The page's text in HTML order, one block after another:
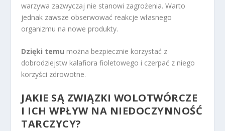
warzywa zazwyczaj nie stanowi zagrożenia. Warto
jednak zawsze obserwować reakcje własnego
organizmu na nowe produkty.
Dzięki temu można bezpiecznie korzystać z
dobrodziejstw kalafiora fioletowego i czerpać z niego
korzyści zdrowotne.
JAKIE SĄ ZWIĄZKI WOLOTWÓRCZE
I ICH WPŁYW NA NIEDOCZYNNOŚĆ
TARCZYCY?